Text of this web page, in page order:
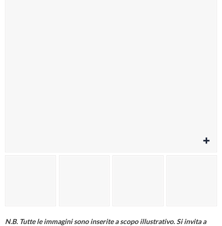
N.B. Tutte le immagini sono inserite a scopo illustrativo. Si invita a